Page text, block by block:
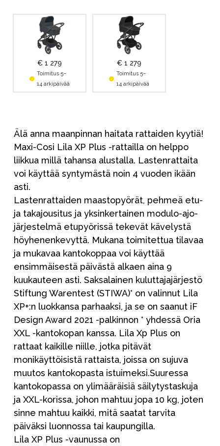
€ 1 279
Toimitus 5–
14 arkipäivää
€ 1 279
Toimitus 5–
14 arkipäivää
Älä anna maanpinnan haitata rattaiden kyytiä!
Maxi-Cosi Lila XP Plus -rattailla on helppo
liikkua millä tahansa alustalla. Lastenrattaita
voi käyttää syntymästä noin 4 vuoden ikään
asti.
Lastenrattaiden maastopyörät, pehmeä etu-
ja takajousitus ja yksinkertainen modulo-ajo-
järjestelmä etupyörissä tekevät kävelystä
höyhenenkevyttä. Mukana toimitettua tilavaa
ja mukavaa kantokoppaa voi käyttää
ensimmäisestä päivästä alkaen aina 9
kuukauteen asti. Saksalainen kuluttajajärjestö
Stiftung Warentest (STIWA)* on valinnut Lila
XP+:n luokkansa parhaaksi, ja se on saanut iF
Design Award 2021 -palkinnon * yhdessä Oria
XXL -kantokopan kanssa. Lila Xp Plus on
rattaat kaikille niille, jotka pitävät
monikäyttöisistä rattaista, joissa on sujuva
muutos kantokopasta istuimeksi.Suuressa
kantokopassa on ylimääräisiä säilytystaskuja
ja XXL-korissa, johon mahtuu jopa 10 kg, joten
sinne mahtuu kaikki, mitä saatat tarvita
päiväksi luonnossa tai kaupungilla.
Lila XP Plus -vaunussa on